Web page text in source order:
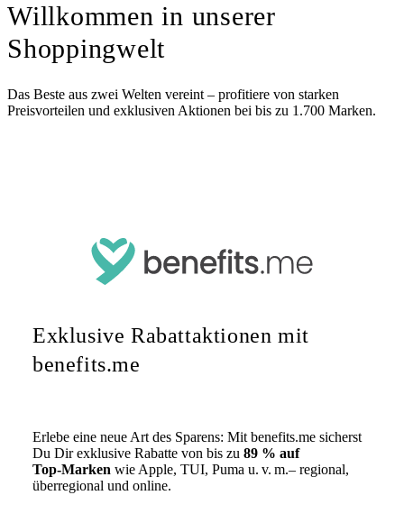
Diensthaftpflichtversicherung
Willkommen in unserer
Shoppingwelt
Das Beste aus zwei Welten vereint – profitiere von starken
Preisvorteilen und exklusiven Aktionen bei bis zu 1.700 Marken.
Exklusive Rabattaktionen mit
benefits.me
Erlebe eine neue Art des Sparens: Mit benefits.me sicherst
Du Dir exklusive Rabatte von bis zu 89 % auf
Top‑Marken wie Apple, TUI, Puma u. v. m.– regional,
überregional und online.